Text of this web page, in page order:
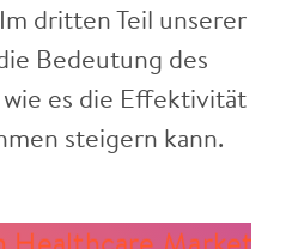
dritten Teil unserer
Bedeutung des
es die Effektivität
steigern kann.